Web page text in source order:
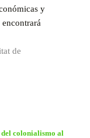
y
de
colonialismo al